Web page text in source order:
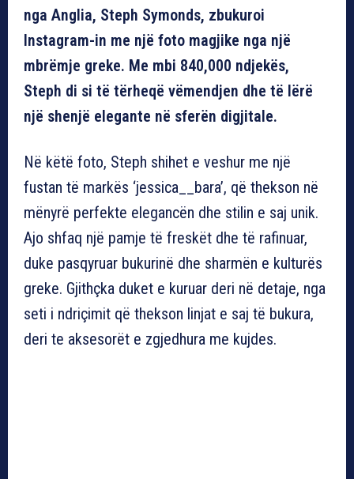
nga Anglia, Steph Symonds, zbukuroi
Instagram-in me një foto magjike nga një
mbrëmje greke. Me mbi 840,000 ndjekës,
Steph di si të tërheqë vëmendjen dhe të lërë
një shenjë elegante në sferën digjitale.
Në këtë foto, Steph shihet e veshur me një
fustan të markës ‘jessica__bara’, që thekson në
mënyrë perfekte elegancën dhe stilin e saj unik.
Ajo shfaq një pamje të freskët dhe të rafinuar,
duke pasqyruar bukurinë dhe sharmën e kulturës
greke. Gjithçka duket e kuruar deri në detaje, nga
seti i ndriçimit që thekson linjat e saj të bukura,
deri te aksesorët e zgjedhura me kujdes.